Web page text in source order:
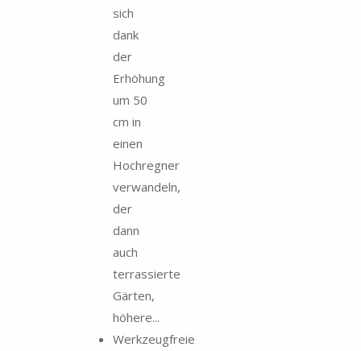
sich
dank
der
Erhöhung
um 50
cm in
einen
Hochregner
verwandeln,
der
dann
auch
terrassierte
Gärten,
höhere...
Werkzeugfreie